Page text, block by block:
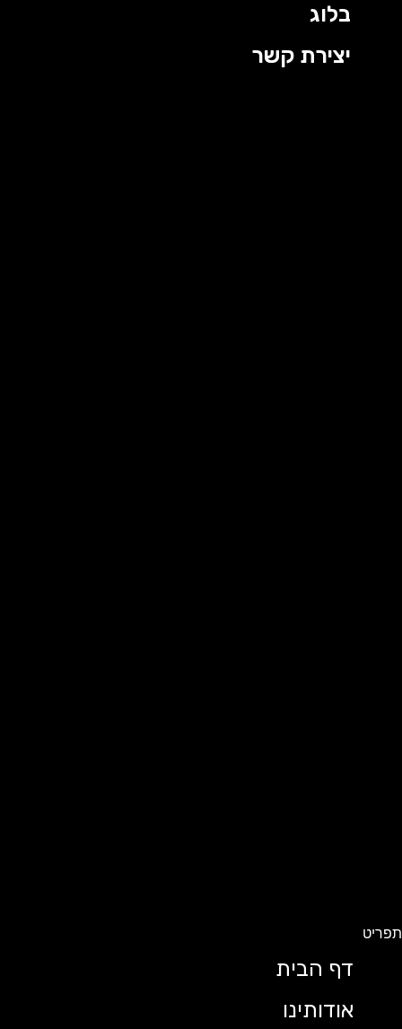
בלוג
יצירת קשר
תפריט
דף הבית
אודותינו